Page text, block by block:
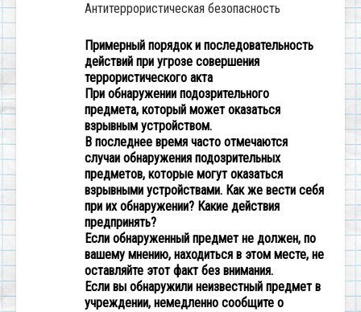
Антитеррористическая безопасность
Примерный порядок и последовательность
действий при угрозе совершения
террористического акта
При обнаружении подозрительного
предмета, который может оказаться
взрывным устройством.
В последнее время часто отмечаются
случаи обнаружения подозрительных
предметов, которые могут оказаться
взрывными устройствами. Как же вести себя
при их обнаружении? Какие действия
предпринять?
Если обнаруженный предмет не должен, по
вашему мнению, находиться в этом месте, не
оставляйте этот факт без внимания.
Если вы обнаружили неизвестный предмет в
учреждении, немедленно сообщите о